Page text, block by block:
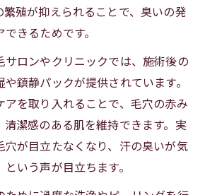
殖が抑えられることで、臭いの発
きるためです。
サロンやクリニックでは、施術後の
鎮静パックが提供されています。
アを取り入れることで、毛穴の赤み
潔感のある肌を維持できます。実
穴が目立たなくなり、汗の臭いが気
いう声が目立ちます。